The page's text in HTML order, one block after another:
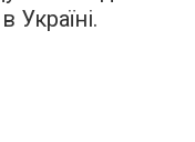
Україні.